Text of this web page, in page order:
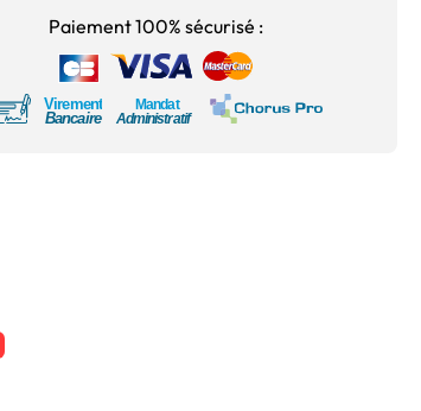
Paiement 100% sécurisé :